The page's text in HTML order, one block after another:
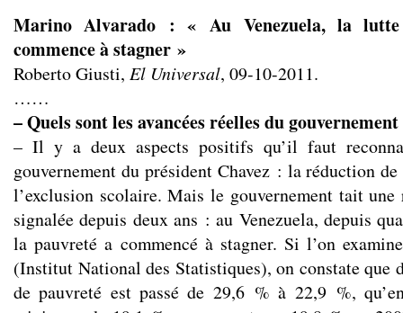
Marino Alvarado : « Au Venezuela, la
commence à stagner »
Roberto Giusti, El Universal, 09-10-2011.
……
– Quels sont les avancées réelles du
– Il y a deux aspects positifs qu’il faut
gouvernement du président Chavez : la réduction
l’exclusion scolaire. Mais le gouvernement tait une
signalée depuis deux ans : au Venezuela, depuis
la pauvreté a commencé à stagner. Si l’on
(Institut National des Statistiques), on constate que
de pauvreté est passé de 29,6 % à 22,9 %,